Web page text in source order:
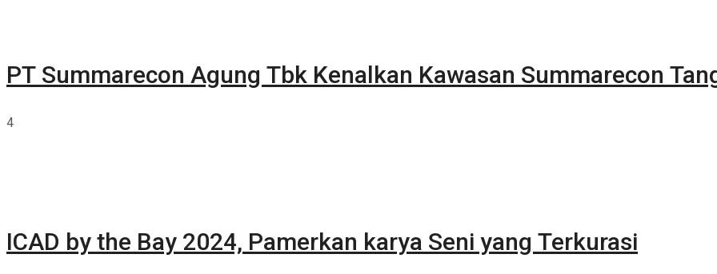
PT Summarecon Agung Tbk Kenalkan Kawasan Summarecon
4
ICAD by the Bay 2024, Pamerkan karya Seni yang Terkurasi